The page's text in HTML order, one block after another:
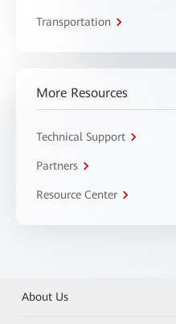
Transportation
More Resources
Technical Support
Partners
Resource Center
About Us